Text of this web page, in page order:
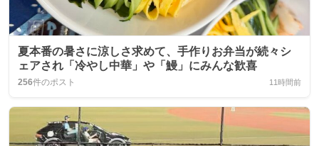
夏本番の暑さに涼しさ求めて、手作りお弁当が続々シ
ェアされ「冷やし中華」や「鰻」にみんな歓喜
256件のポスト 11時間前